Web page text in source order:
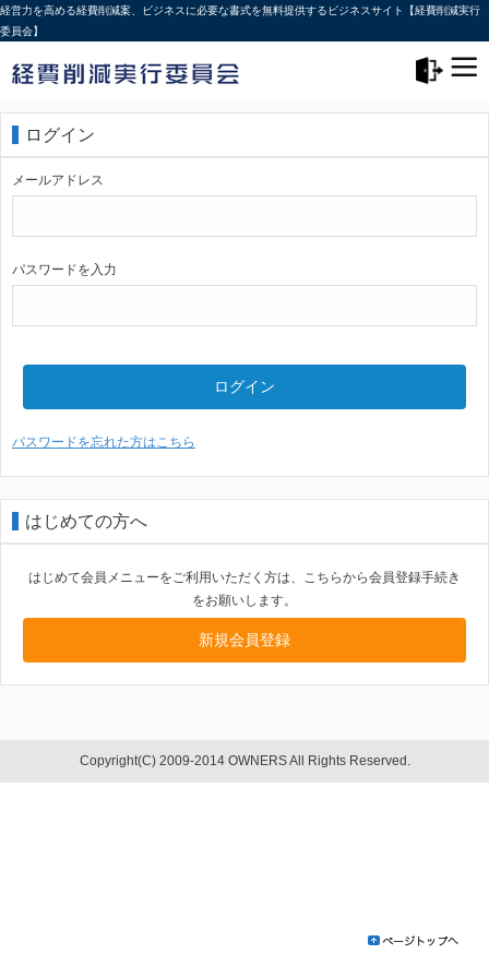
経営力を高める経費削減案、ビジネスに必要な書式を無料提供するビジネスサイト【経費削減実行
委員会】
ログイン
メールアドレス
パスワードを入力
ログイン
パスワードを忘れた方はこちら
はじめての方へ
はじめて会員メニューをご利用いただく方は、こちらから会員登録手続き
をお願いします。
新規会員登録
Copyright(C) 2009-2014 OWNERS All Rights Reserved.